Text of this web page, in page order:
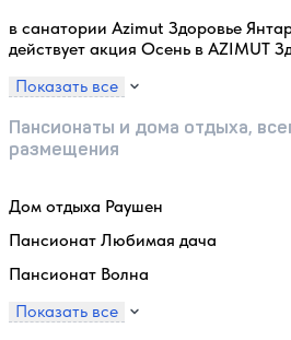
в санатории Azimut Здоровье
действует акция Осень в AZIMUT
Показать все
Пансионаты и дома отдыха,
размещения
Дом отдыха Раушен
Пансионат Любимая дача
Пансионат Волна
Показать все